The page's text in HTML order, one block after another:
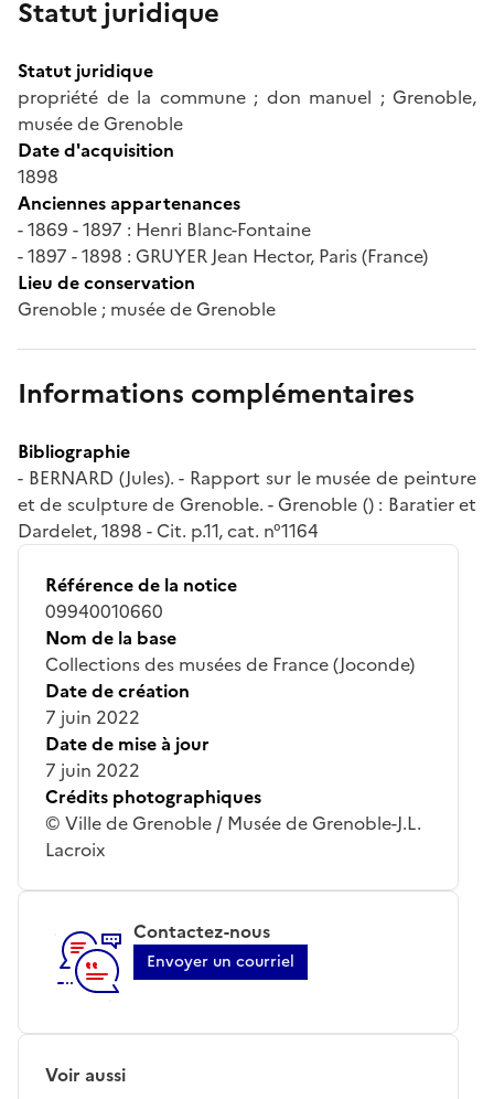
Statut juridique
Statut juridique
propriété de la commune ; don manuel ; Grenoble,
musée de Grenoble
Date d'acquisition
1898
Anciennes appartenances
- 1869 - 1897 : Henri Blanc-Fontaine
- 1897 - 1898 : GRUYER Jean Hector, Paris (France)
Lieu de conservation
Grenoble ; musée de Grenoble
Informations complémentaires
Bibliographie
- BERNARD (Jules). - Rapport sur le musée de peinture
et de sculpture de Grenoble. - Grenoble () : Baratier et
Dardelet, 1898 - Cit. p.11, cat. n°1164
Référence de la notice
09940010660
Nom de la base
Collections des musées de France (Joconde)
Date de création
7 juin 2022
Date de mise à jour
7 juin 2022
Crédits photographiques
© Ville de Grenoble / Musée de Grenoble-J.L.
Lacroix
Contactez-nous
Envoyer un courriel
Voir aussi